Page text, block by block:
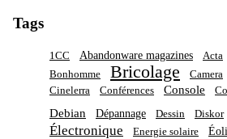
Tags
1CC Abandonware magazines Acta
Bonhomme
Bricolage Camera
Cinelerra
Conférences Console
Debian Dépannage Dessin Diskor
Électronique Energie solaire